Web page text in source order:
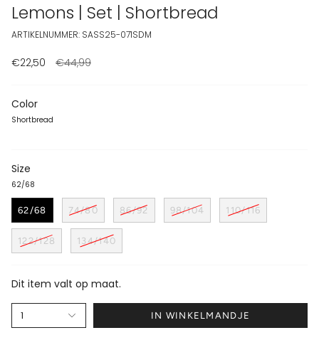
Lemons | Set | Shortbread
ARTIKELNUMMER: SASS25-071SDM
€22,50 Normale prijs
€44,99
Color
Shortbread
Size
62/68
62/68 74/80 86/92 98/104 110/116
122/128 134/140
Dit item valt op maat.
1 IN WINKELMANDJE